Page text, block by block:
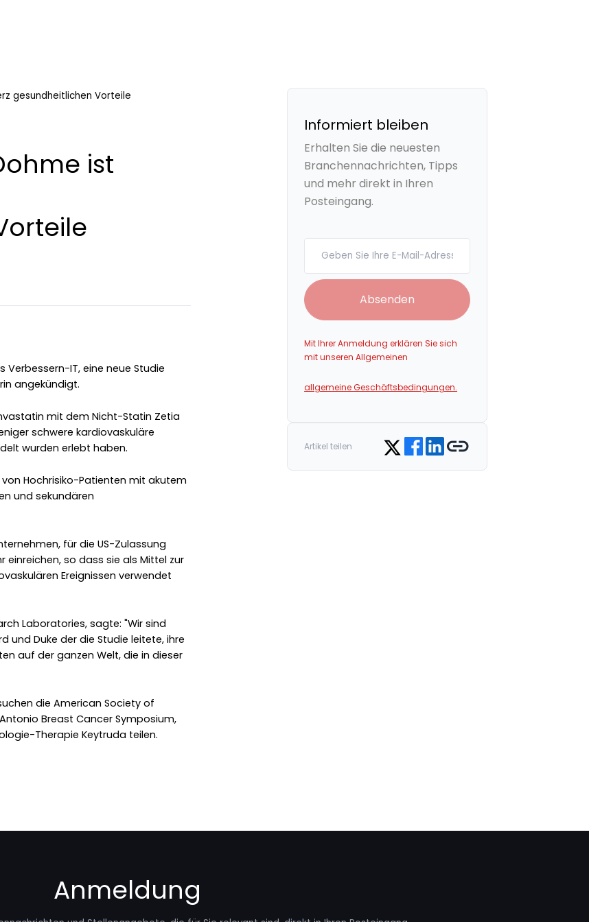
gesundheitlichen Vorteile
ist
IT, eine neue Studie
angekündigt.
mit dem Nicht-Statin Zetia
schwere kardiovaskuläre
wurden erlebt haben.
von Hochrisiko-Patienten mit akutem
und sekundären
für die US-Zulassung
so dass sie als Mittel zur
Ereignissen verwendet
Laboratories, sagte: "Wir sind
und Duke der die Studie leitete, ihre
auf der ganzen Welt, die in dieser
die American Society of
Breast Cancer Symposium,
Therapie Keytruda teilen.
Informiert bleiben
Erhalten Sie die neuesten
Branchennachrichten, Tipps
und mehr direkt in Ihren
Posteingang.
Absenden
Mit Ihrer Anmeldung erklären Sie sich
mit unseren Allgemeinen
allgemeine Geschäftsbedingungen.
Artikel teilen Share on Twitter
Share on Facebook
Share on LinkedIn
Copy link
Anmeldung